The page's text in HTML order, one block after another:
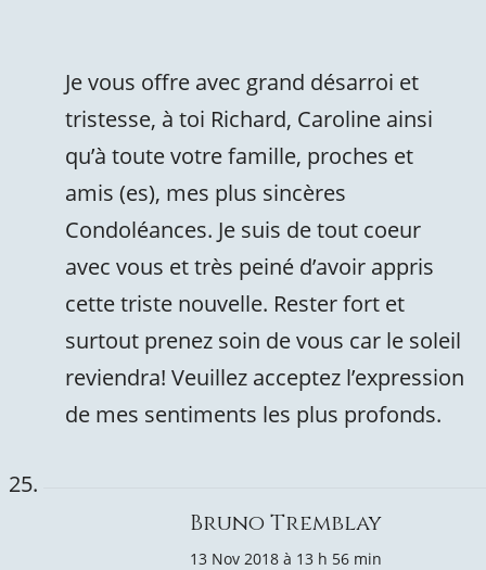
Je vous offre avec grand désarroi et
tristesse, à toi Richard, Caroline ainsi
qu’à toute votre famille, proches et
amis (es), mes plus sincères
Condoléances. Je suis de tout coeur
avec vous et très peiné d’avoir appris
cette triste nouvelle. Rester fort et
surtout prenez soin de vous car le soleil
reviendra! Veuillez acceptez l’expression
de mes sentiments les plus profonds.
Bruno Tremblay
13 Nov 2018 à 13 h 56 min